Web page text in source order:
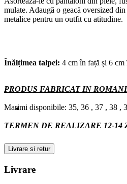
mulate. Adaugă o geacă oversized
metalice pentru un outfit cu atitudine.
Înălțimea talpei: 4 cm în față și 6 cm
PRODUS FABRICAT IN
Marimi disponibile: 35, 36 , 37 , 38 ,
TERMEN DE REALIZARE 12-14
Livrare si retur
Livrare